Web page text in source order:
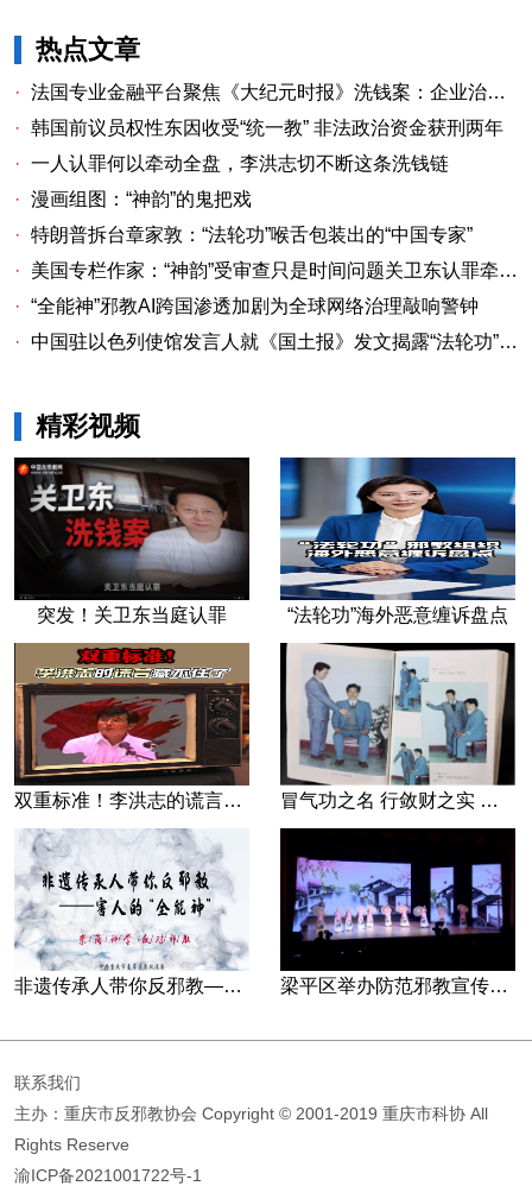
热点文章
· 法国专业金融平台聚焦《大纪元时报》洗钱案：企业治理漏洞与监管警示
· 韩国前议员权性东因收受“统一教” 非法政治资金获刑两年
· 一人认罪何以牵动全盘，李洪志切不断这条洗钱链
· 漫画组图：“神韵”的鬼把戏
· 特朗普拆台章家敦：“法轮功”喉舌包装出的“中国专家”
·
美国专栏作家：“神韵”受审查只是时间问题关卫东认罪牵出与《大纪元时报》资金链条
· “全能神”邪教AI跨国渗透加剧为全球网络治理敲响警钟
· 中国驻以色列使馆发言人就《国土报》发文揭露“法轮功”邪教本质答记者问
精彩视频
突发！关卫东当庭认罪 “法轮功”海外恶意缠诉盘点
双重标准！李洪志的谎言藏不住了 冒气功之名 行敛财之实 张宏堡义女“小倩”团伙覆灭记
非遗传承人带你反邪教—害人的“全能神” 梁平区举办防范邪教宣传专场文艺演出
联系我们
主办：重庆市反邪教协会 Copyright © 2001-2019 重庆市科协 All
Rights Reserve
渝ICP备2021001722号-1